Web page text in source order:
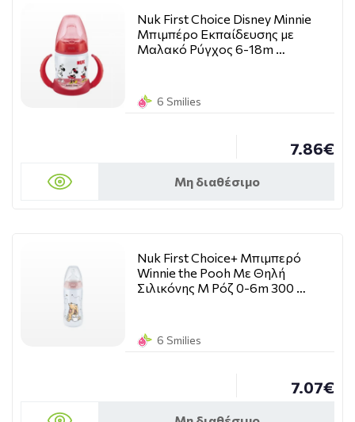
Nuk First Choice Disney Minnie
Μπιμπέρο Εκπαίδευσης με
Μαλακό Ρύγχος 6-18m …
6 Smilies
7.86€
Μη διαθέσιμο
Nuk First Choice+ Μπιμπερό
Winnie the Pooh Με Θηλή
Σιλικόνης M Ρόζ 0-6m 300 …
6 Smilies
7.07€